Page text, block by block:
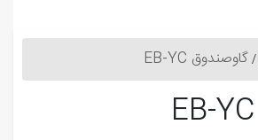
گاوصندوق EB-YC